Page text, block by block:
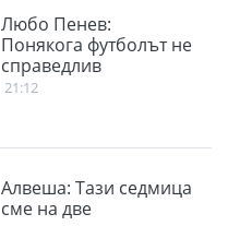
Любо Пенев:
Понякога футболът не
справедлив
21:12
Алвеша: Тази седмица
сме на две